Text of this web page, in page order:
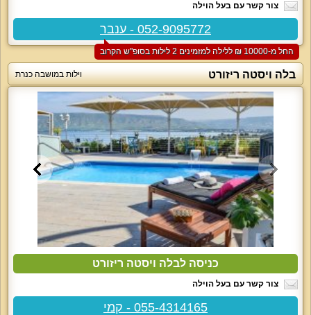
צור קשר עם בעל הוילה
052-9095772 - ענבר
החל מ-‏10000 ₪ ללילה למזמינים 2 לילות בסופ"ש הקרוב
בלה ויסטה ריזורט וילות במושבה כנרת
כניסה לבלה ויסטה ריזורט
צור קשר עם בעל הוילה
055-4314165 - קמי